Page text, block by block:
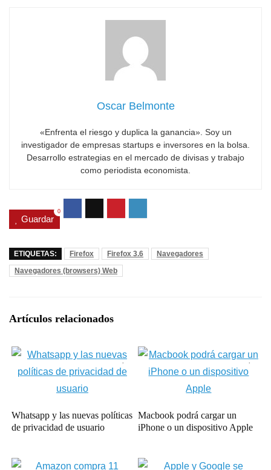
Oscar Belmonte
«Enfrenta el riesgo y duplica la ganancia». Soy un
investigador de empresas startups e inversores en la bolsa.
Desarrollo estrategias en el mercado de divisas y trabajo
como periodista economista.
Guardar
0
ETIQUETAS: Firefox Firefox 3.6
Navegadores
Navegadores (browsers) Web
Artículos relacionados
Whatsapp y las nuevas políticas
de privacidad de usuario
Macbook podrá cargar un
iPhone o un dispositivo Apple